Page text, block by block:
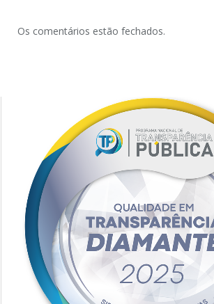
Os comentários estão fechados.